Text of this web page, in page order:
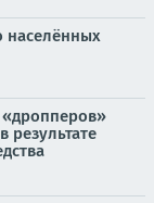
населённых
результате